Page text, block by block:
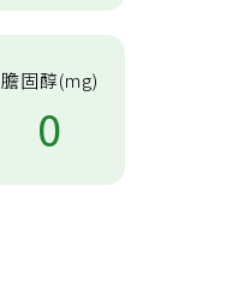
膽固醇(mg)
0